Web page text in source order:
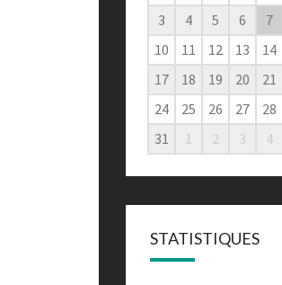
3
4 5 6 7
10
11 12 13 14
17
18 19 20 21
24
25 26 27 28
31
1 2 3 4
STATISTIQUES